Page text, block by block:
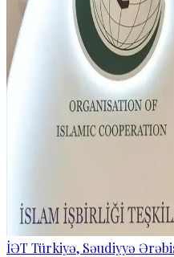
İƏT Türkiyə, Səudiyyə